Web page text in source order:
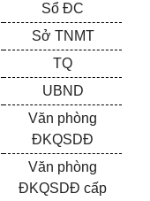
Sổ ĐC
Sở TNMT
TQ
UBND
Văn phòng
ĐKQSDĐ
Văn phòng
ĐKQSDĐ cấp